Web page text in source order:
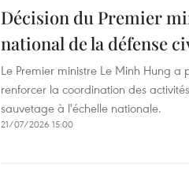
Décision du Premier
national de la défense
Le Premier ministre Le Minh Hung
renforcer la coordination des
sauvetage à l'échelle nationale.
21/07/2026 15:00